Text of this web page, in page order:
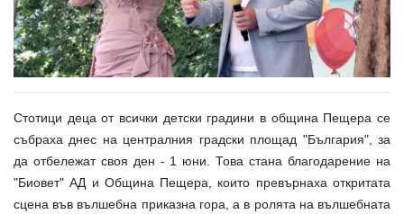
Стотици деца от всички детски градини в община Пещера се
събраха днес на централния градски площад "България", за
да отбележат своя ден - 1 юни. Това стана благодарение на
"Биовет" АД и Община Пещера, които превърнаха откритата
сцена във вълшебна приказна гора, а в ролята на вълшебната